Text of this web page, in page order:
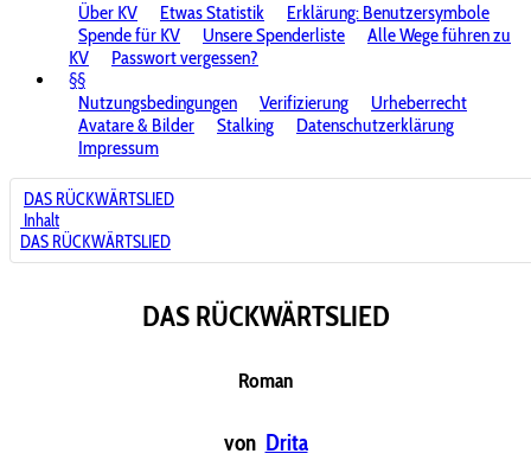
Über KV
Etwas Statistik
Erklärung: Benutzersymbole
Spende für KV
Unsere Spenderliste
Alle Wege führen zu
KV
Passwort vergessen?
§§
Nutzungsbedingungen
Verifizierung
Urheberrecht
Avatare & Bilder
Stalking
Datenschutzerklärung
Impressum
DAS RÜCKWÄRTSLIED
Inhalt
DAS RÜCKWÄRTSLIED
DAS RÜCKWÄRTSLIED
Roman
von Drita